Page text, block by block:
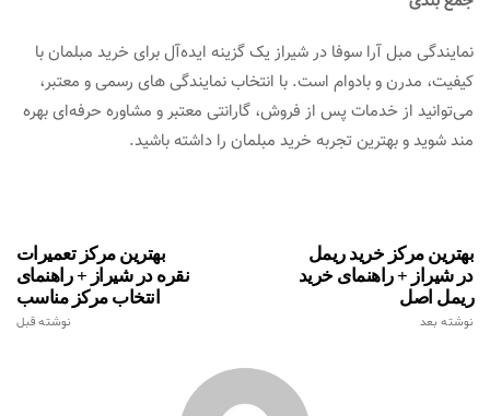
نمایندگی مبل آرا سوفا در شیراز یک گزینه ایده‌آل برای خرید مبلمان با
کیفیت، مدرن و بادوام است. با انتخاب نمایندگی های رسمی و معتبر،
می‌توانید از خدمات پس از فروش، گارانتی معتبر و مشاوره حرفه‌ای بهره‌
مند شوید و بهترین تجربه خرید مبلمان را داشته باشید.
بهترین مرکز تعمیرات
نقره در شیراز + راهنمای
انتخاب مرکز مناسب
نوشته قبل
بهترین مرکز خرید ریمل
در شیراز + راهنمای خرید
ریمل اصل
نوشته بعد